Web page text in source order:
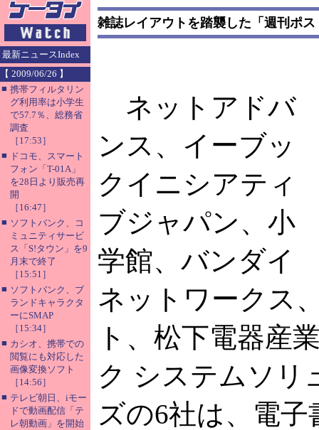
最新ニュースIndex
【 2009/06/26 】
■ 携帯フィルタリン
グ利用率は小学生
で57.7％、総務省
調査
［17:53］
■ ドコモ、スマート
フォン「T-01A」
を28日より販売再
開
［16:47］
■ ソフトバンク、コ
ミュニティサービ
ス「S!タウン」を9
月末で終了
［15:51］
■ ソフトバンク、ブ
ランドキャラクタ
ーにSMAP
［15:34］
■ カシオ、携帯での
閲覧にも対応した
画像変換ソフト
［14:56］
■ テレビ朝日、iモー
ドで動画配信「テ
レ朝動画」を開始
雑誌レイアウトを踏襲した「週刊ポ
ネットアドバ
ンス、イーブッ
クイニシアティ
ブジャパン、小
学館、バンダイ
ネットワークス
ト、松下電器産
ク システムソリ
ズの6社は、電